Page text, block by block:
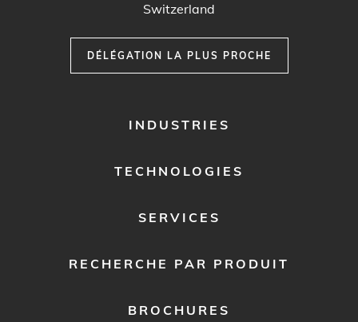
Switzerland
DÉLÉGATION LA PLUS PROCHE
INDUSTRIES
TECHNOLOGIES
SERVICES
RECHERCHE PAR PRODUIT
BROCHURES